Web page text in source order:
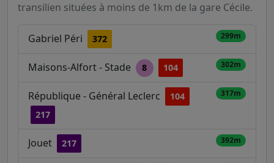
transilien situées à moins de 1km de la gare Cécile.
Gabriel Péri 372 299m
Maisons-Alfort - Stade 8 104 302m
République - Général Leclerc
104
217
317m
Jouet 217 392m